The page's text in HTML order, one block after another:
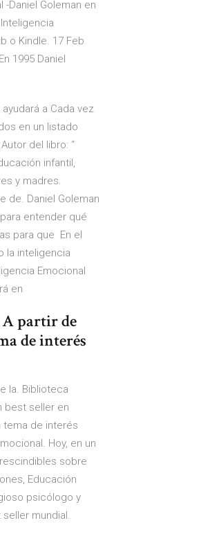
Daniel Goleman en
o Kindle. 17 Feb
1995 Daniel
a Cada vez
en un listado
del libro: “
infantil,
y madres.
de. Daniel Goleman
entender qué
para que En el
la inteligencia
Emocional
en
A partir de
de interés
la. Biblioteca
best seller en
tema de interés
Hoy, en un
sobre
Educación
psicólogo y
mundial.